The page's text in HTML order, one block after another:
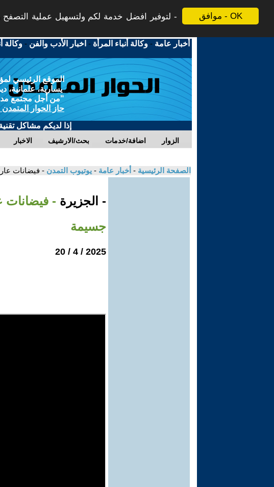
موافق - OK
لتوفير افضل خدمة لكم ولتسهيل عملية التصفح
أخبار عامة -وكالة أنباء المرأة - اخبار الأدب والفن -وكالة
الموقع الرئيسي
يسارية، علمانية،
"من أجل مجتمع
حاز الحوار
إذا لديكم مشاكل
الاخبار بحث/الارشيف اضافة/خدمات الزوار
الصفحة الرئيسية - أخبار عامة - يوتيوب التمدن - فيضانات
- الجزيرة - فيضانات
جسيمة
2025 / 4 / 20